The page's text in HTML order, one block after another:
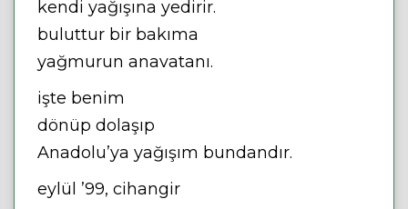
kendi yağışına yedirir.
buluttur bir bakıma
yağmurun anavatanı.
işte benim
dönüp dolaşıp
Anadolu’ya yağışım bundandır.
eylül ’99, cihangir